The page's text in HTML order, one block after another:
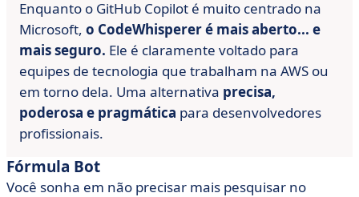
Enquanto o GitHub Copilot é muito centrado na
Microsoft, o CodeWhisperer é mais aberto... e
mais seguro. Ele é claramente voltado para
equipes de tecnologia que trabalham na AWS ou
em torno dela. Uma alternativa precisa,
poderosa e pragmática para desenvolvedores
profissionais.
Fórmula Bot
Você sonha em não precisar mais pesquisar no